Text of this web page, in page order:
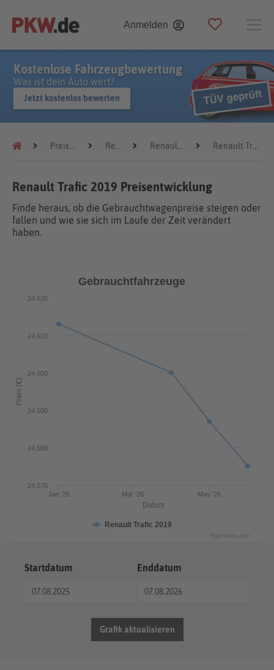
Anmelden
Kostenlose Fahrzeugbewertung
Was ist dein Auto wert?
Jetzt kostenlos bewerten
Preistrends Renault Renault Trafic Renault Trafic 2019
Renault Trafic 2019 Preisentwicklung
Finde heraus, ob die Gebrauchtwagenpreise steigen oder
fallen und wie sie sich im Laufe der Zeit verändert
haben.
Datum
Preis (€)
Gebrauchtfahrzeuge
Renault Trafic 2019
Jan '26 Mar '26 May '26
24.570
24.580
24.590
24.600
24.610
24.620
Highcharts.com
Startdatum Enddatum
Grafik aktualisieren